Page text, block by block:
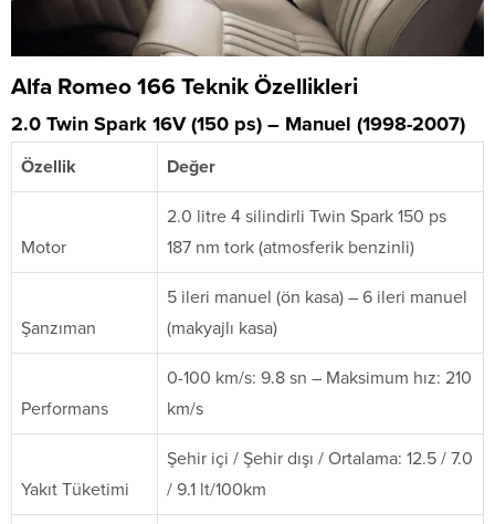
Alfa Romeo 166 Teknik Özellikleri
2.0 Twin Spark 16V (150 ps) – Manuel (1998-2007)
Özellik Değer
Motor
2.0 litre 4 silindirli Twin Spark 150 ps
187 nm tork (atmosferik benzinli)
Şanzıman
5 ileri manuel (ön kasa) – 6 ileri manuel
(makyajlı kasa)
Performans
0-100 km/s: 9.8 sn – Maksimum hız: 210
km/s
Yakıt Tüketimi
Şehir içi / Şehir dışı / Ortalama: 12.5 / 7.0
/ 9.1 lt/100km